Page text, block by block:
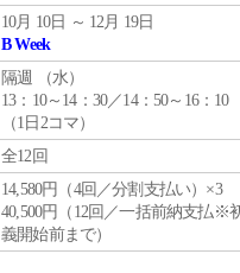
10月 10日 ～ 12月 19日
B Week
隔週 （水）
13：10～14：30／14：50～16：10
（1日2コマ）
全12回
14,580円（4回／分割支払い）×3
40,500円（12回／一括前納支払※
義開始前まで）